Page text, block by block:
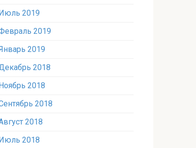
2019
2019
2019
2018
2018
2018
2018
2018